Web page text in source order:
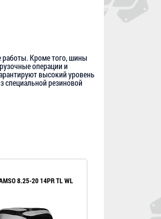
работы. Кроме того, шины
операции и
высокий уровень
специальной резиновой
8.25-20 14PR TL WL